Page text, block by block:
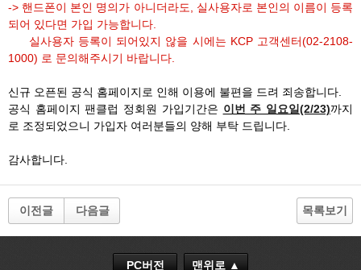
-> 핸드폰이 본인 명의가 아니더라도, 실사용자로 본인의 이름이 등록
되어 있다면 가입 가능합니다.
실사용자 등록이 되어있지 않을 시에는 KCP 고객센터(02-2108-
1000) 로 문의해주시기 바랍니다.
신규 오픈된 공식 홈페이지로 인해 이용에 불편을 드려 죄송합니다.
공식 홈페이지 팬클럽 정회원 가입기간은 이번 주 일요일(2/23)까지
로 조정되었으니 가입자 여러분들의 양해 부탁 드립니다.
감사합니다.
이전글 다음글 목록보기
PC버전 맨위로 ▲